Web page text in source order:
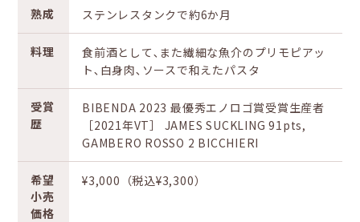
熟成 ステンレスタンクで約6か月
料理
食前酒として､また繊細な魚介のプリモピアッ
ト､白身肉､ソースで和えたパスタ
受賞
歴
BIBENDA 2023 最優秀エノロゴ賞受賞生産者
［2021年VT］ JAMES SUCKLING 91pts,
GAMBERO ROSSO 2 BICCHIERI
希望
小売
価格
¥3,000（税込¥3,300）